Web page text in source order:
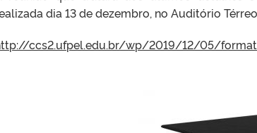
dia 13 de dezembro, no Auditório
ccs2.ufpel.edu.br/wp/2019/12/05/